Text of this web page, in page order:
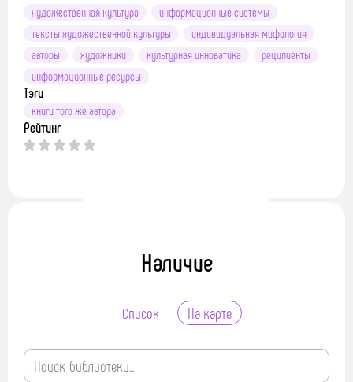
художественная культура
информационные системы
тексты художественной культуры
индивидуальная мифология
авторы
художники культурная инноватика
реципиенты
информационные ресурсы
Тэги
книги того же автора
Рейтинг
Наличие
Список На карте